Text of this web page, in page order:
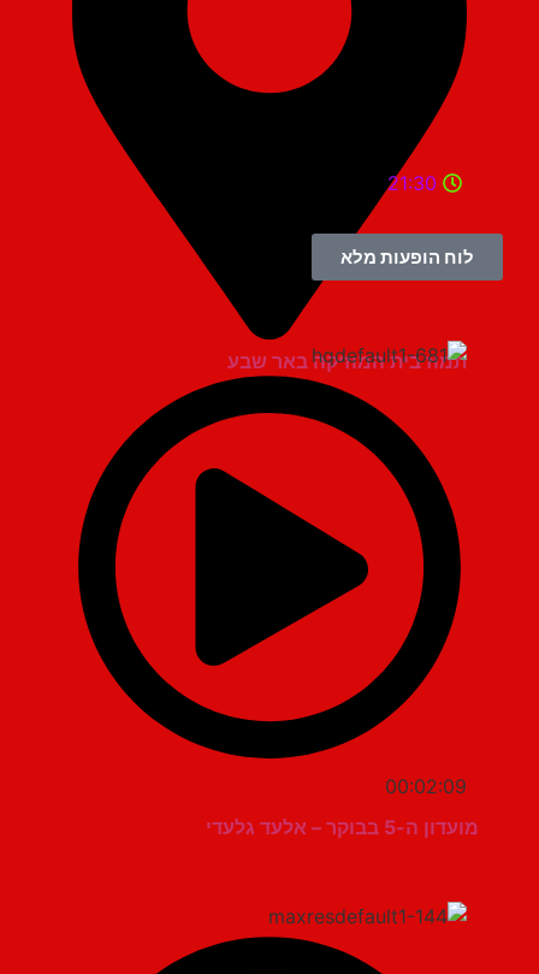
תמוז בית המוזיקה באר שבע
21:30
לוח הופעות מלא
00:02:09
מועדון ה-5 בבוקר – אלעד גלעדי